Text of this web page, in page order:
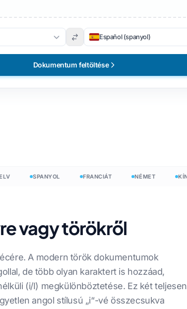
Español (spanyol)
Dokumentum feltöltése
SPANYOL FRANCIÁT NÉMET KÍNAI
vagy törökről
A modern török dokumentumok
de több olyan karaktert is hozzáad,
(i/I) megkülönböztetése. Ez két teljesen
angol stílusú „i“-vé összecsukva